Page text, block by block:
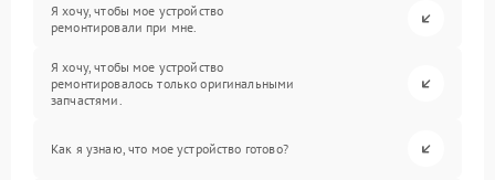
Я хочу, чтобы мое устройство
ремонтировали при мне.
Я хочу, чтобы мое устройство
ремонтировалось только оригинальными
запчастями.
Как я узнаю, что мое устройство готово?